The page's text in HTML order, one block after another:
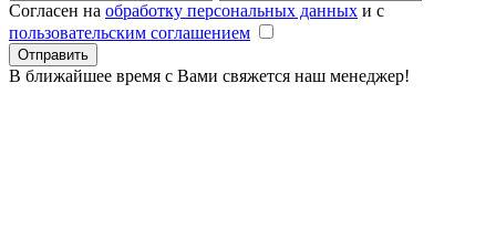
Согласен на обработку персональных данных и с
пользовательским соглашением
В ближайшее время с Вами свяжется наш менеджер!